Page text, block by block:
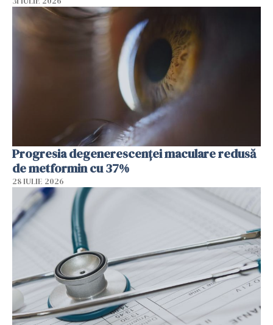
Progresia degenerescenței maculare redusă
de metformin cu 37%
28 IULIE 2026